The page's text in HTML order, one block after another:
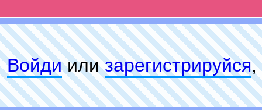
Войдиилизарeгиcтpируйся,